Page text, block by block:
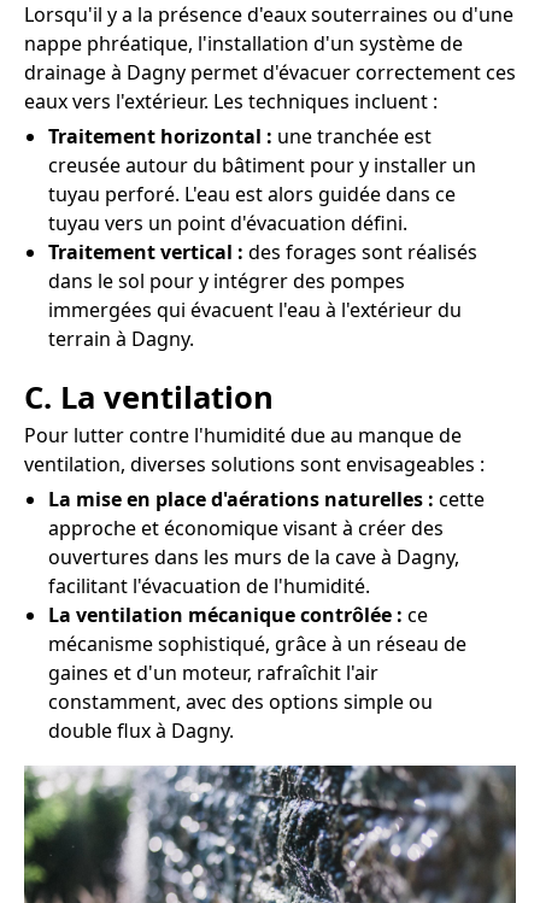
Lorsqu'il y a la présence d'eaux souterraines ou d'une
nappe phréatique, l'installation d'un système de
drainage à Dagny permet d'évacuer correctement ces
eaux vers l'extérieur. Les techniques incluent :
Traitement horizontal : une tranchée est
creusée autour du bâtiment pour y installer un
tuyau perforé. L'eau est alors guidée dans ce
tuyau vers un point d'évacuation défini.
Traitement vertical : des forages sont réalisés
dans le sol pour y intégrer des pompes
immergées qui évacuent l'eau à l'extérieur du
terrain à Dagny.
C. La ventilation
Pour lutter contre l'humidité due au manque de
ventilation, diverses solutions sont envisageables :
La mise en place d'aérations naturelles : cette
approche et économique visant à créer des
ouvertures dans les murs de la cave à Dagny,
facilitant l'évacuation de l'humidité.
La ventilation mécanique contrôlée : ce
mécanisme sophistiqué, grâce à un réseau de
gaines et d'un moteur, rafraîchit l'air
constamment, avec des options simple ou
double flux à Dagny.